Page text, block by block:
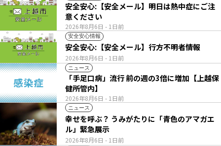
2026年8月6日 - 1日前
安全安心:【安全メール】明日は熱中症にご注
意ください
安全安心情報
2026年8月6日 - 1日前
安全安心:【安全メール】行方不明者情報
ニュース
2026年8月6日 - 1日前
「手足口病」流行 前の週の3倍に増加【上越保
健所管内】
ニュース
2026年8月6日 - 1日前
幸せを呼ぶ？ うみがたりに「青色のアマガエ
ル」緊急展示